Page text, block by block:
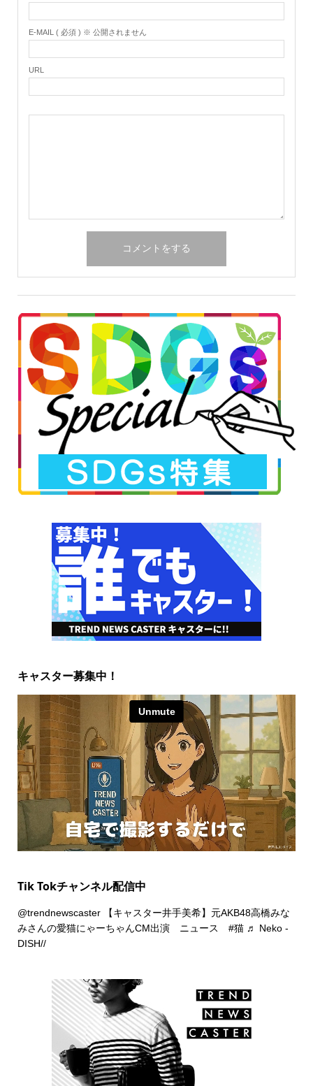
E-MAIL ( 必須 ) ※ 公開されません
URL
キャスター募集中！
Tik Tokチャンネル配信中
@trendnewscaster【キャスター井手美希】元AKB48高橋みな
みさんの愛猫にゃーちゃんCM出演 ニュース #猫 ♬ Neko -
DISH//